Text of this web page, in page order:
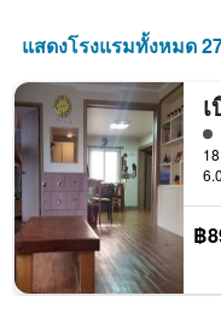
แสดงโรงแรมทั้งหมด
ใ
฿